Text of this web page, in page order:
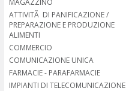
MAGAZZINO
ATTIVITÃ DI PANIFICAZIONE /
PREPARAZIONE E PRODUZIONE
ALIMENTI
COMMERCIO
COMUNICAZIONE UNICA
FARMACIE - PARAFARMACIE
IMPIANTI DI TELECOMUNICAZIONE